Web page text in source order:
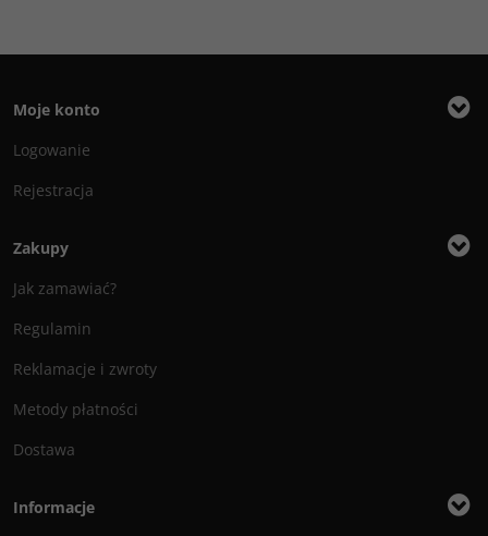
Moje konto
Logowanie
Rejestracja
Zakupy
Jak zamawiać?
Regulamin
Reklamacje i zwroty
Metody płatności
Dostawa
Informacje